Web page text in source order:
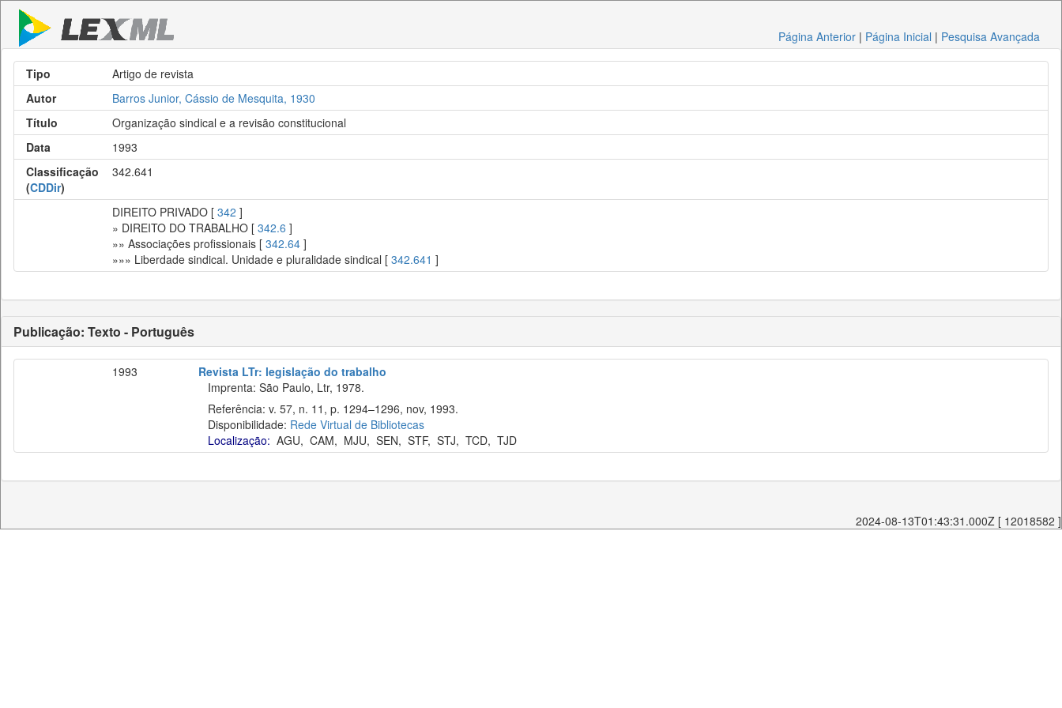
Página Anterior | Página Inicial | Pesquisa Avançada
Tipo
Artigo de revista
Autor
Barros Junior, Cássio de Mesquita, 1930
Título
Organização sindical e a revisão constitucional
Data
1993
Classificação
(CDDir)
342.641
DIREITO PRIVADO [ 342 ]
» DIREITO DO TRABALHO [ 342.6 ]
»» Associações profissionais [ 342.64 ]
»»» Liberdade sindical. Unidade e pluralidade sindical [ 342.641 ]
Publicação: Texto - Português
1993
Revista LTr: legislação do trabalho
Imprenta: São Paulo, Ltr, 1978.
Referência: v. 57, n. 11, p. 1294–1296, nov, 1993.
Disponibilidade: Rede Virtual de Bibliotecas
Localização: AGU, CAM, MJU, SEN, STF, STJ, TCD, TJD
2024-08-13T01:43:31.000Z [ 12018582 ]